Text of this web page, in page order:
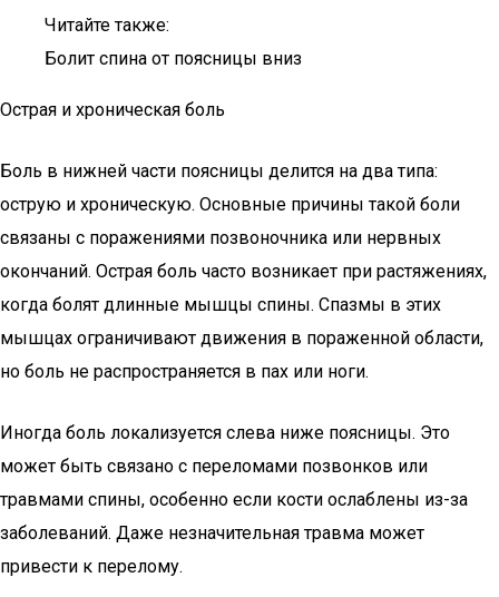
Читайте также:
Болит спина от поясницы вниз
Острая и хроническая боль
Боль в нижней части поясницы делится на два типа:
острую и хроническую. Основные причины такой боли
связаны с поражениями позвоночника или нервных
окончаний. Острая боль часто возникает при растяжениях,
когда болят длинные мышцы спины. Спазмы в этих
мышцах ограничивают движения в пораженной области,
но боль не распространяется в пах или ноги.
Иногда боль локализуется слева ниже поясницы. Это
может быть связано с переломами позвонков или
травмами спины, особенно если кости ослаблены из-за
заболеваний. Даже незначительная травма может
привести к перелому.